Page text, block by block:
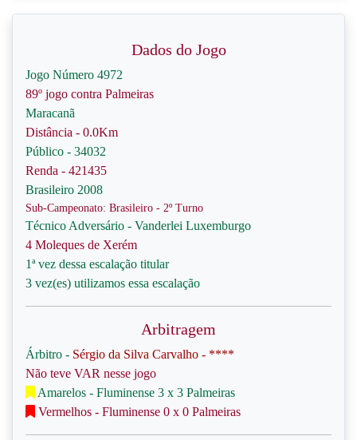
Dados do Jogo
Jogo Número 4972
89º jogo contra Palmeiras
Maracanã
Distância - 0.0Km
Público - 34032
Renda - 421435
Brasileiro 2008
Sub-Campeonato: Brasileiro - 2º Turno
Técnico Adversário - Vanderlei Luxemburgo
4 Moleques de Xerém
1ª vez dessa escalação titular
3 vez(es) utilizamos essa escalação
Arbitragem
Árbitro - Sérgio da Silva Carvalho - ****
Não teve VAR nesse jogo
Amarelos - Fluminense 3 x 3 Palmeiras
Vermelhos - Fluminense 0 x 0 Palmeiras